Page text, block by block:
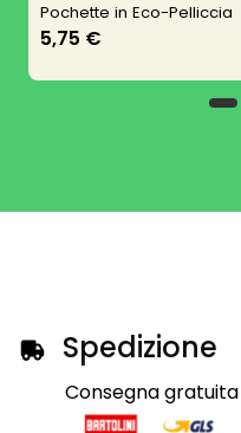
Pochette in Eco-Pelliccia
5,75 €
Spedizione
Consegna